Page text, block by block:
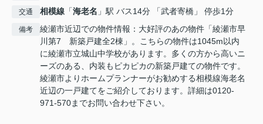
交通 相模線 「海老名 」駅 バス14分 「武者寄橋」 停歩1分
備考
綾瀬市近辺での物件情報：大好評のあの物件「綾瀬市早
川第7 新築戸建全2棟」。こちらの物件は1045m以内
に綾瀬市立城山中学校があります。多くの方から高いニ
ーズのある、内装もピカピカの新築戸建ての物件です。
綾瀬市よりホームプランナーがお勧めする相模線海老名
近辺の一戸建てをご紹介しております。詳細は0120-
971-570までお問い合わせ下さい。